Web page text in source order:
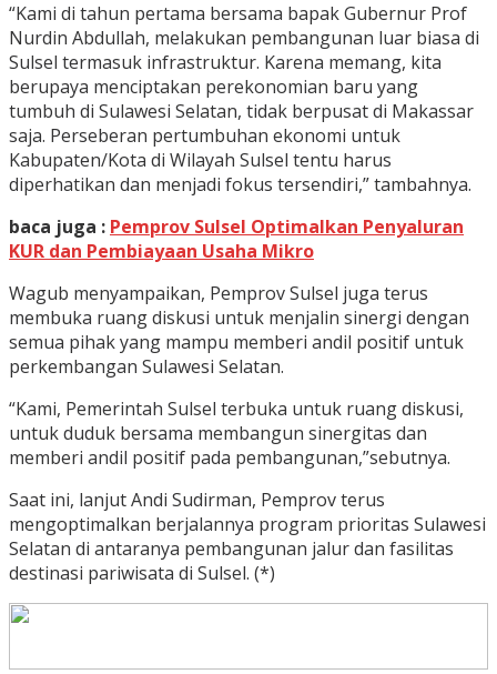
“Kami di tahun pertama bersama bapak Gubernur Prof
Nurdin Abdullah, melakukan pembangunan luar biasa di
Sulsel termasuk infrastruktur. Karena memang, kita
berupaya menciptakan perekonomian baru yang
tumbuh di Sulawesi Selatan, tidak berpusat di Makassar
saja. Perseberan pertumbuhan ekonomi untuk
Kabupaten/Kota di Wilayah Sulsel tentu harus
diperhatikan dan menjadi fokus tersendiri,” tambahnya.
baca juga : Pemprov Sulsel Optimalkan Penyaluran
KUR dan Pembiayaan Usaha Mikro
Wagub menyampaikan, Pemprov Sulsel juga terus
membuka ruang diskusi untuk menjalin sinergi dengan
semua pihak yang mampu memberi andil positif untuk
perkembangan Sulawesi Selatan.
“Kami, Pemerintah Sulsel terbuka untuk ruang diskusi,
untuk duduk bersama membangun sinergitas dan
memberi andil positif pada pembangunan,”sebutnya.
Saat ini, lanjut Andi Sudirman, Pemprov terus
mengoptimalkan berjalannya program prioritas Sulawesi
Selatan di antaranya pembangunan jalur dan fasilitas
destinasi pariwisata di Sulsel. (*)